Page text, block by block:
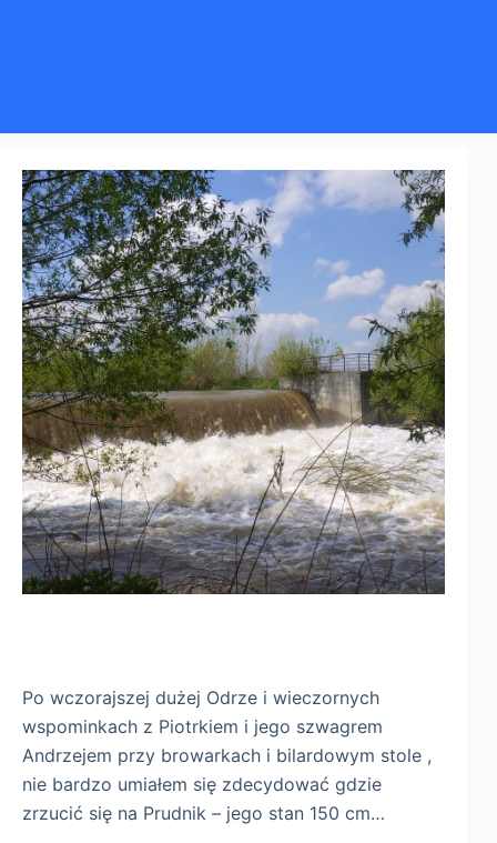
Po wczorajszej dużej Odrze i wieczornych
wspominkach z Piotrkiem i jego szwagrem
Andrzejem przy browarkach i bilardowym stole ,
nie bardzo umiałem się zdecydować gdzie
zrzucić się na Prudnik – jego stan 150 cm…